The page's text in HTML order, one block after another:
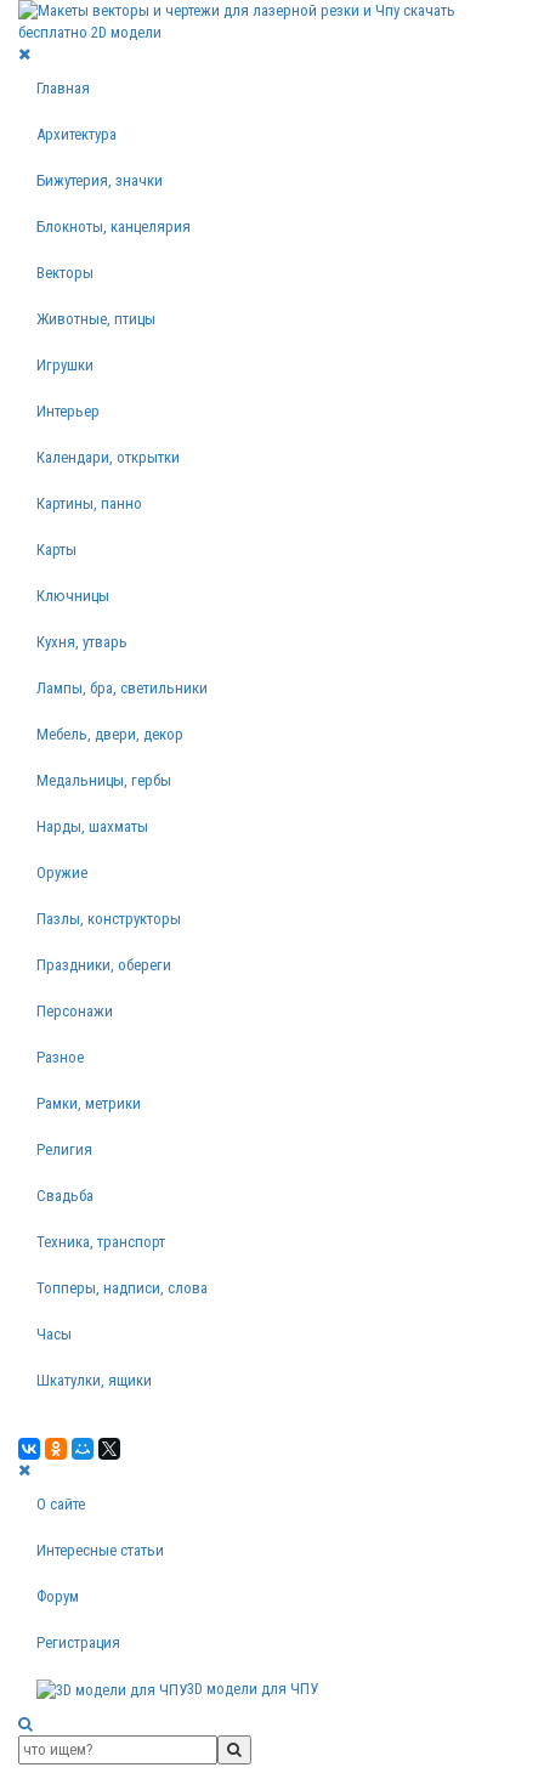
Главная
Архитектура
Бижутерия, значки
Блокноты, канцелярия
Векторы
Животные, птицы
Игрушки
Интерьер
Календари, открытки
Картины, панно
Карты
Ключницы
Кухня, утварь
Лампы, бра, светильники
Мебель, двери, декор
Медальницы, гербы
Нарды, шахматы
Оружие
Пазлы, конструкторы
Праздники, обереги
Персонажи
Разное
Рамки, метрики
Религия
Свадьба
Техника, транспорт
Топперы, надписи, слова
Часы
Шкатулки, ящики
О сайте
Интересные статьи
Форум
Регистрация
3D модели для ЧПУ